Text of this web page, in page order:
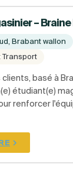
– Braine
Brabant wallon
Transport
clients, basé à
étudiant(e)
renforcer